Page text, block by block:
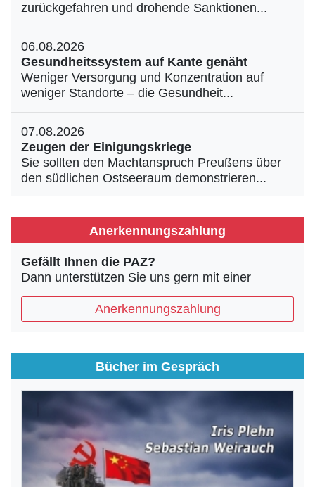
zurückgefahren und drohende Sanktionen...
06.08.2026
Gesundheitssystem auf Kante genäht
Weniger Versorgung und Konzentration auf
weniger Standorte – die Gesundheit...
07.08.2026
Zeugen der Einigungskriege
Sie sollten den Machtanspruch Preußens über
den südlichen Ostseeraum demonstrieren...
Anerkennungszahlung
Gefällt Ihnen die PAZ?
Dann unterstützen Sie uns gern mit einer
Anerkennungszahlung
Bücher im Gespräch